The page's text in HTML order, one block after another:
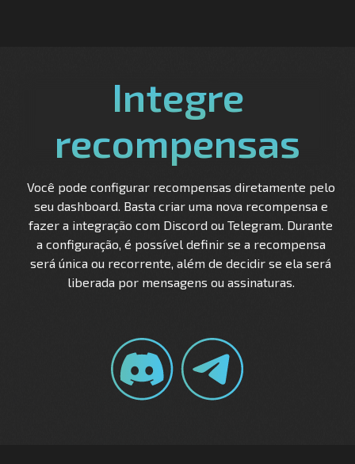
Integre
recompensas
Você pode configurar recompensas diretamente pelo
seu dashboard. Basta criar uma nova recompensa e
fazer a integração com Discord ou Telegram. Durante
a configuração, é possível definir se a recompensa
será única ou recorrente, além de decidir se ela será
liberada por mensagens ou assinaturas.